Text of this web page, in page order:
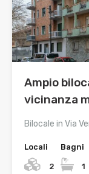
Ampio
vicinanza
Bilocale in Via
Locali
2
Bagni
1